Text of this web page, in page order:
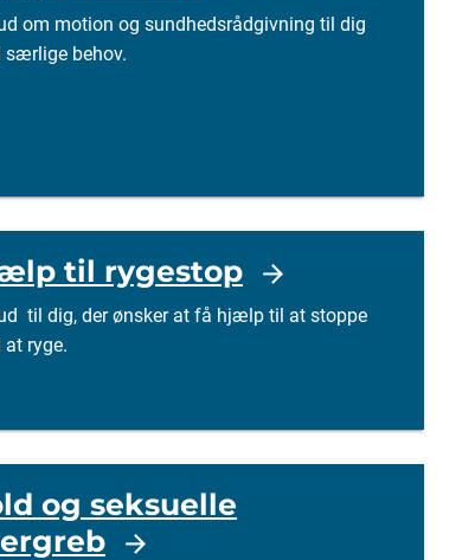
om motion og sundhedsrådgivning til dig
særlige behov.
til rygestop
til dig, der ønsker at få hjælp til at stoppe
at ryge.
og seksuelle